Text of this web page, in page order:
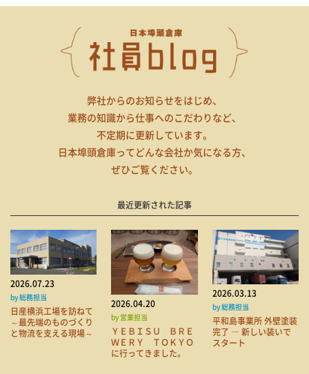
弊社からのお知らせをはじめ、
業務の知識から仕事へのこだわりなど、
不定期に更新しています。
日本埠頭倉庫ってどんな会社か気になる方、
ぜひご覧ください。
最近更新された記事
2026.07.23
by 総務担当
日産横浜工場を訪ねて
～最先端のものづくり
と物流を支える現場～
2026.04.20
by 営業担当
ＹＥＢＩＳＵ ＢＲＥ
ＷＥＲＹ ＴＯＫＹＯ
に行ってきました。
2026.03.13
by 総務担当
平和島事業所 外壁塗装
完了 ― 新しい装いで
スタート